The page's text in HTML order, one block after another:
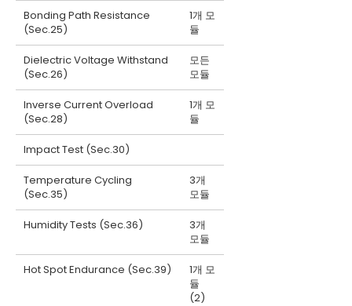
Bonding Path Resistance
(Sec.25)
1개 모
듈
Dielectric Voltage Withstand
(Sec.26)
모든
모듈
Inverse Current Overload
(Sec.28)
1개 모
듈
Impact Test (Sec.30)
Temperature Cycling
(Sec.35)
3개
모듈
Humidity Tests (Sec.36)
3개
모듈
Hot Spot Endurance (Sec.39)
1개 모
듈
(2)